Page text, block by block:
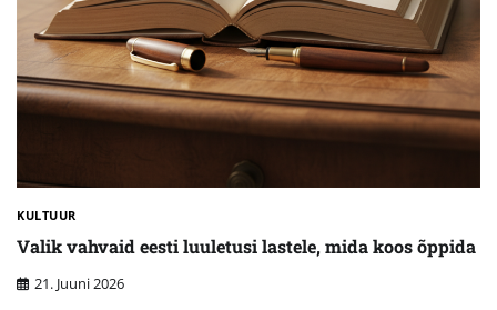
KULTUUR
Valik vahvaid eesti luuletusi lastele, mida koos õppida
21. Juuni 2026